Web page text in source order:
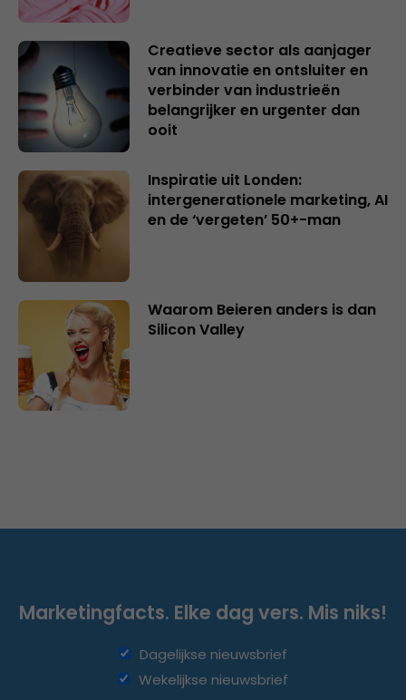
Creatieve sector als aanjager
van innovatie en ontsluiter en
verbinder van industrieën
belangrijker en urgenter dan
ooit
Inspiratie uit Londen:
intergenerationele marketing, AI
en de ‘vergeten’ 50+-man
Waarom Beieren anders is dan
Silicon Valley
Marketingfacts. Elke dag vers. Mis niks!
Dagelijkse nieuwsbrief
Wekelijkse nieuwsbrief